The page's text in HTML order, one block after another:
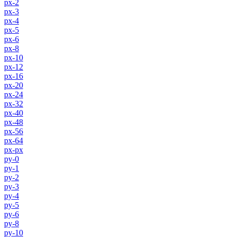
px-2
px-3
px-4
px-5
px-6
px-8
px-10
px-12
px-16
px-20
px-24
px-32
px-40
px-48
px-56
px-64
px-px
py-0
py-1
py-2
py-3
py-4
py-5
py-6
py-8
py-10